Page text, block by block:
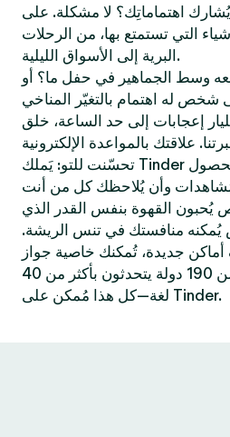
يُشارك اهتماماتِك؟ لا مشكلة. على Tinder، يُمكنك الدردشة
التي تستمتع بها، من الرحلات
البرية إلى الأسواق الليلية.
وسط الجماهير في حفل ما؟ أو
شخص له اهتمام بالتغيّر المناخي
بفضل 55 مليار إعجابات إلى حد الساعة، خلق
علاقتك بالمواعدة الإلكترونية
تحسّنت للتو: يَملك Tinder خاصيات تُساعدك على الحصول
وأن يُلاحظك كل من أنت
يُحبون القهوة بنفس القدر الذي
منافستك في تنس الريشة.
جديدة، تُمكنك خاصية جواز
السفر من زيارة أكثر من 190 دولة يتحدثون بأكثر من 40
لغة—كل هذا مُمكن على Tinder.